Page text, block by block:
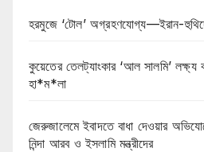
হরমুজে ‘টোল’ অগ্রহণযোগ্য—ইরান-
কুয়েতের তেলট্যাংকার ‘আল সালমি’ লক্ষ্য
হা*ম*লা
জেরুজালেমে ইবাদতে বাধা দেওয়ার
নিন্দা আরব ও ইসলামি মন্ত্রীদের